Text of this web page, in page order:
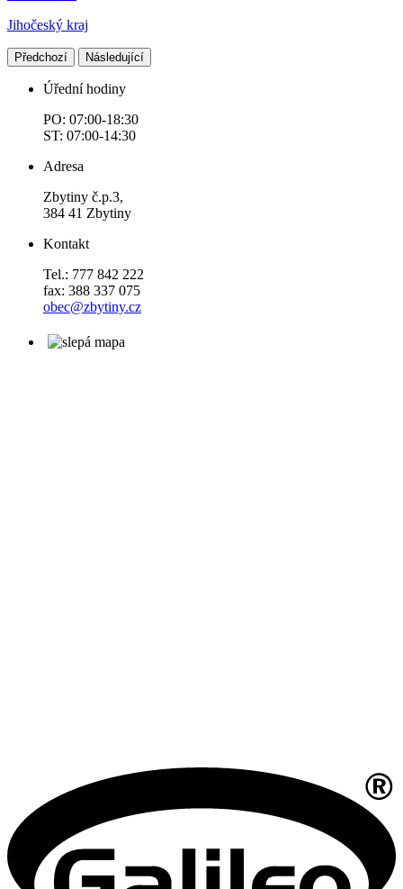
Jihočeský kraj
Předchozí Následující
Úřední hodiny
PO: 07:00-18:30
ST: 07:00-14:30
Adresa
Zbytiny č.p.3,
384 41 Zbytiny
Kontakt
Tel.: 777 842 222
fax: 388 337 075
obec@zbytiny.cz